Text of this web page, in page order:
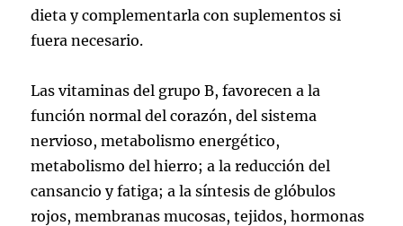
dieta y complementarla con suplementos si
fuera necesario.
Las vitaminas del grupo B, favorecen a la
función normal del corazón, del sistema
nervioso, metabolismo energético,
metabolismo del hierro; a la reducción del
cansancio y fatiga; a la síntesis de glóbulos
rojos, membranas mucosas, tejidos, hormonas